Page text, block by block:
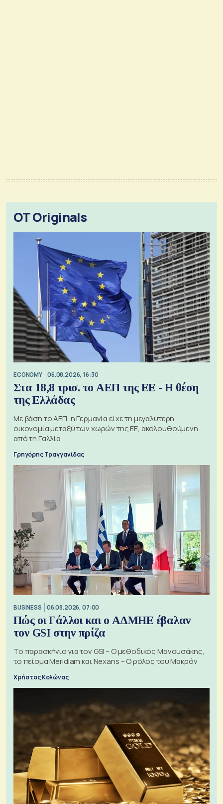
OT Originals
ECONOMY 06.08.2026, 16:30
Στα 18,8 τρισ. το ΑΕΠ της ΕΕ - Η θέση
της Ελλάδας
Με βάση το ΑΕΠ, η Γερμανία είχε τη μεγαλύτερη
οικονομία μεταξύ των χωρών της ΕΕ, ακολουθούμενη
από τη Γαλλία
Γρηγόρης Τραγγανίδας
BUSINESS 06.08.2026, 07:00
Πώς οι Γάλλοι και ο ΑΔΜΗΕ έβαλαν
τον GSI στην πρίζα
Το παρασκήνιο για τον GSI – Ο μεθοδικός Μανουσάκης,
το πείσμα Meridiam και Nexans – Ο ρόλος του Μακρόν
Χρήστος Κολώνας